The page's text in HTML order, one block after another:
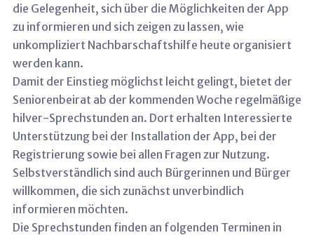
die Gelegenheit, sich über die Möglichkeiten der App
zu informieren und sich zeigen zu lassen, wie
unkompliziert Nachbarschaftshilfe heute organisiert
werden kann.
Damit der Einstieg möglichst leicht gelingt, bietet der
Seniorenbeirat ab der kommenden Woche regelmäßige
hilver-Sprechstunden an. Dort erhalten Interessierte
Unterstützung bei der Installation der App, bei der
Registrierung sowie bei allen Fragen zur Nutzung.
Selbstverständlich sind auch Bürgerinnen und Bürger
willkommen, die sich zunächst unverbindlich
informieren möchten.
Die Sprechstunden finden an folgenden Terminen in